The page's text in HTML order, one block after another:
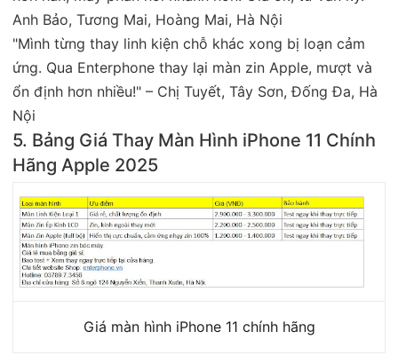
Anh Bảo, Tương Mai, Hoàng Mai, Hà Nội
"Mình từng thay linh kiện chỗ khác xong bị loạn cảm
ứng. Qua Enterphone thay lại màn zin Apple, mượt và
ổn định hơn nhiều!" – Chị Tuyết, Tây Sơn, Đống Đa, Hà
Nội
5. Bảng Giá Thay Màn Hình iPhone 11 Chính
Hãng Apple 2025
Giá màn hình iPhone 11 chính hãng